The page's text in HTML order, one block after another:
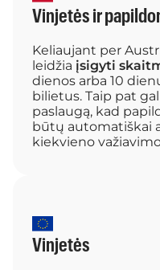
Vinjetės ir
Keliaujant per
leidžia įsigyti
dienos arba 10
bilietus. Taip pat
paslaugą, kad
būtų automatiškai
kiekvieno
Vinjetės